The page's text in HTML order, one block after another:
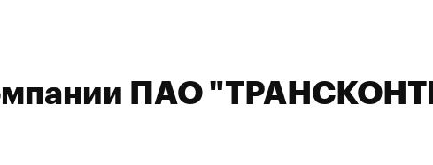
ПАО